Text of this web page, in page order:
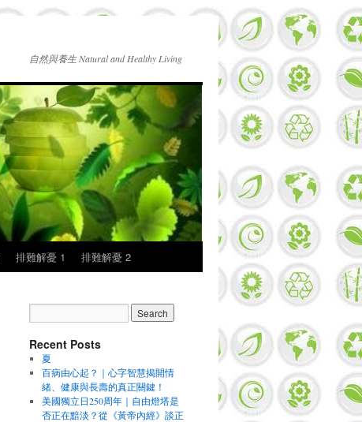
自然與養生 Natural and Healthy Living
排難解憂 1 排難解憂 2
Recent Posts
夏
百病由心起？｜心字智慧揭開情
緒、健康與長壽的真正關鍵！
美國獨立日250周年｜自由燈塔是
否正在黯淡？從《黃帝內經》談正